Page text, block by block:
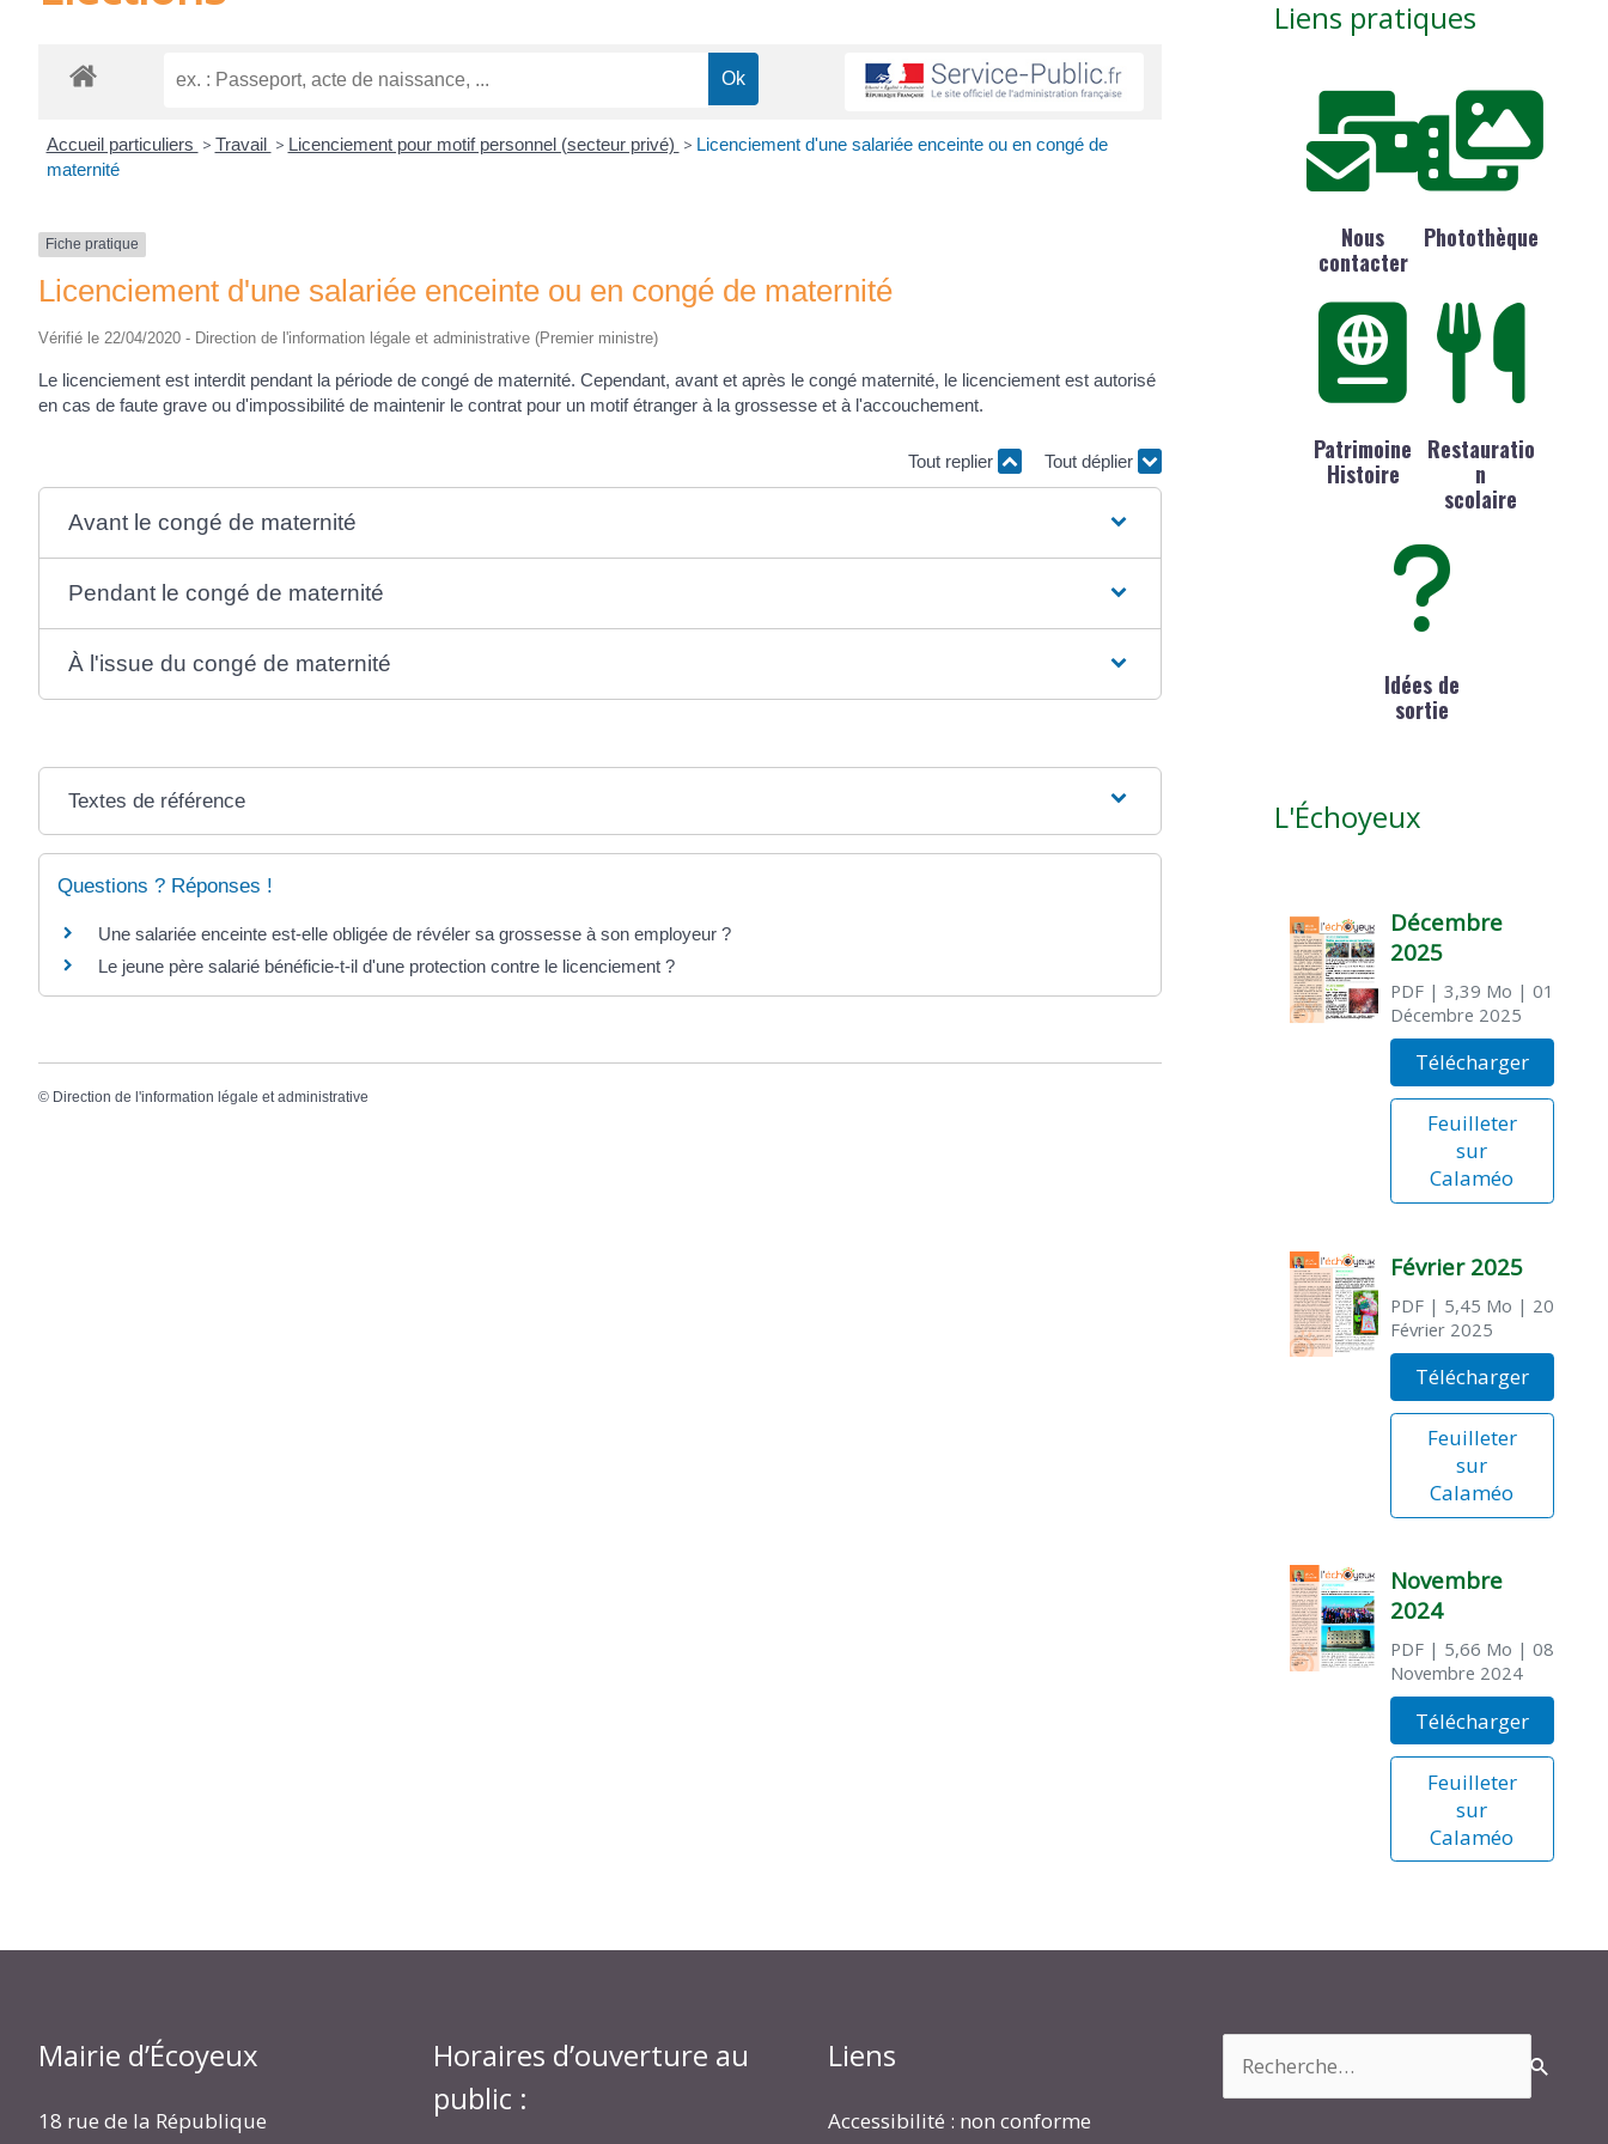
Accueil particuliers > Travail > Licenciement pour motif personnel (secteur privé) > Licenciement d'une salariée enceinte ou en congé de
maternité
Fiche pratique
Licenciement d'une salariée enceinte ou en congé de maternité
Vérifié le 22/04/2020 - Direction de l'information légale et administrative (Premier ministre)
Le licenciement est interdit pendant la période de congé de maternité. Cependant, avant et après le congé maternité, le licenciement est autorisé
en cas de faute grave ou d'impossibilité de maintenir le contrat pour un motif étranger à la grossesse et à l'accouchement.
Tout replier Tout déplier
Avant le congé de maternité
Pendant le congé de maternité
À l'issue du congé de maternité
Textes de référence
Questions ? Réponses !
Une salariée enceinte est-elle obligée de révéler sa grossesse à son employeur ?
Le jeune père salarié bénéficie-t-il d'une protection contre le licenciement ?
© Direction de l'information légale et administrative
Liens pratiques
Nous
contacter
Photothèque
Patrimoine
Histoire
Restauratio
n
scolaire
Idées de
sortie
L'Échoyeux
Décembre
2025
PDF| 3,39 Mo | 01
Décembre 2025
Télécharger
Feuilleter
sur
Calaméo
Février 2025
PDF| 5,45 Mo | 20
Février 2025
Télécharger
Feuilleter
sur
Calaméo
Novembre
2024
PDF| 5,66 Mo | 08
Novembre 2024
Télécharger
Feuilleter
sur
Calaméo
Mairie d’Écoyeux
18 rue de la République
Horaires d’ouverture au
public :
Liens
Accessibilité : non conforme